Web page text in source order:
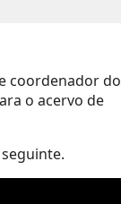
coordenador do
o acervo de